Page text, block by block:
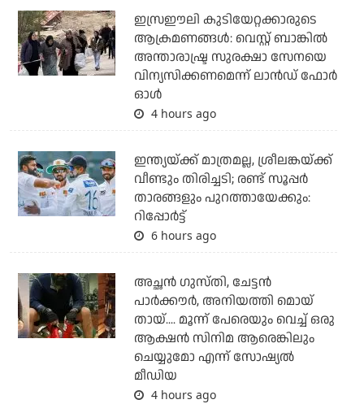
ഇസ്രഈലി കുടിയേറ്റക്കാരുടെ
ആക്രമണങ്ങള്‍: വെസ്റ്റ് ബാങ്കില്‍
അന്താരാഷ്ട്ര സുരക്ഷാ സേനയെ
വിന്യസിക്കണമെന്ന് ലാന്‍ഡ് ഫോര്‍
ഓള്‍
4 hours ago
ഇന്ത്യയ്ക്ക് മാത്രമല്ല, ശ്രീലങ്കയ്ക്ക്
വീണ്ടും തിരിച്ചടി; രണ്ട് സൂപ്പര്‍
താരങ്ങളും പുറത്തായേക്കും:
റിപ്പോര്‍ട്ട്
6 hours ago
അച്ഛന്‍ ഗുസ്തി, ചേട്ടന്‍
പാര്‍ക്കൗര്‍, അനിയത്തി മൊയ്
തായ്.... മൂന്ന് പേരെയും വെച്ച് ഒരു
ആക്ഷന്‍ സിനിമ ആരെങ്കിലും
ചെയ്യുമോ എന്ന് സോഷ്യല്‍
മീഡിയ
4 hours ago